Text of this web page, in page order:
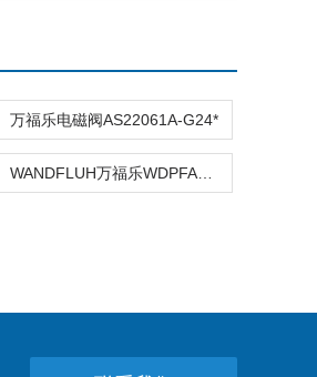
万福乐电磁阀AS22061A-G24*